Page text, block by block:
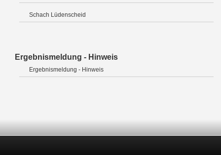
Schach Lüdenscheid
Ergebnismeldung - Hinweis
Ergebnismeldung - Hinweis